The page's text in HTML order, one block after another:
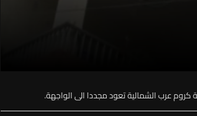
كروم عرب الشمالية تعود مجددا الى الواجهة.